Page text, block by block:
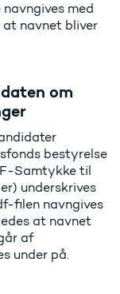
med
at navnet bliver
om
bestyrelse
Samtykke til
underskrives
filen navngives
at navnet
af
under på.